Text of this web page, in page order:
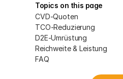
Topics on this page
CVD-Quoten
TCO-Reduzierung
D2E-Umrüstung
Reichweite & Leistung
FAQ